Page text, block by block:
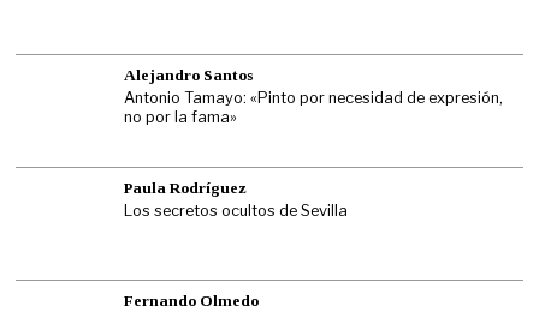
Alejandro Santos
Antonio Tamayo: «Pinto por necesidad de expresión,
no por la fama»
Paula Rodríguez
Los secretos ocultos de Sevilla
Fernando Olmedo